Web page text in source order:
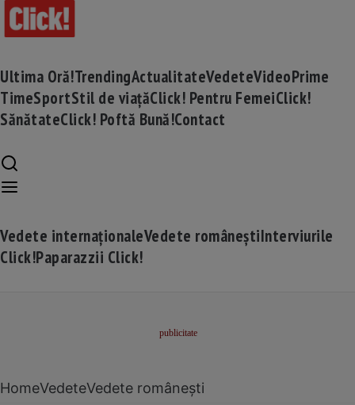
Ultima Oră!TrendingActualitateVedeteVideoPrime
TimeSportStil de viațăClick! Pentru FemeiClick!
SănătateClick! Poftă Bună!Contact
Vedete internaționaleVedete româneștiInterviurile
Click!Paparazzii Click!
HomeVedeteVedete românești